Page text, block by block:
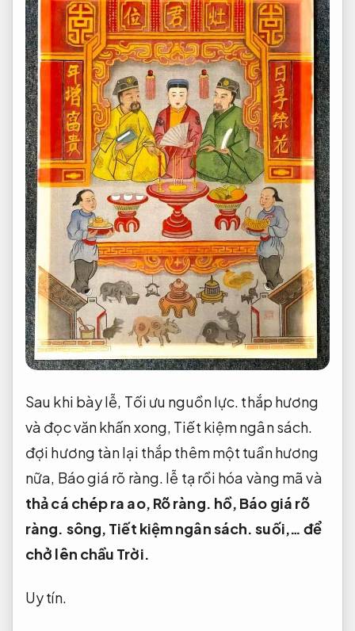
Sau khi bày lễ, Tối ưu nguồn lực. thắp hương
và đọc văn khấn xong, Tiết kiệm ngân sách.
đợi hương tàn lại thắp thêm một tuần hương
nữa, Báo giá rõ ràng. lễ tạ rồi hóa vàng mã và
thả cá chép ra ao, Rõ ràng. hồ, Báo giá rõ
ràng. sông, Tiết kiệm ngân sách. suối,… để
chở lên chầu Trời.
Uy tín.